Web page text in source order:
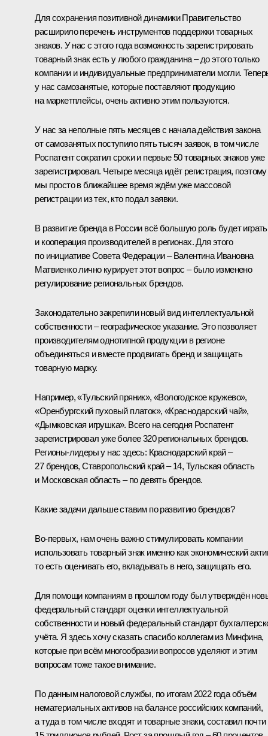
Для сохранения позитивной динамики Правительство
расширило перечень инструментов поддержки товарных
знаков. У нас с этого года возможность зарегистрировать
товарный знак есть у любого гражданина – до этого только
компании и индивидуальные предприниматели могли.
у нас самозанятые, которые поставляют продукцию
на маркетплейсы, очень активно этим пользуются.
У нас за неполные пять месяцев с начала действия закона
от самозанятых поступило пять тысяч заявок, в том числе
Роспатент сократил сроки и первые 50 товарных знаков уже
зарегистрировал. Четыре месяца идёт регистрация, поэтому
мы просто в ближайшее время ждём уже массовой
регистрации из тех, кто подал заявки.
В развитие бренда в России всё большую роль будет играть
и кооперация производителей в регионах. Для этого
по инициативе Совета Федерации – Валентина Ивановна
Матвиенко лично курирует этот вопрос – было изменено
регулирование региональных брендов.
Законодательно закрепили новый вид интеллектуальной
собственности – географическое указание. Это позволяет
производителям однотипной продукции в регионе
объединяться и вместе продвигать бренд и защищать
товарную марку.
Например, «Тульский пряник», «Вологодское кружево»,
«Оренбургский пуховый платок», «Краснодарский чай»,
«Дымковская игрушка». Всего на сегодня Роспатент
зарегистрировал уже более 320 региональных брендов.
Регионы-лидеры у нас здесь: Краснодарский край –
27 брендов, Ставропольский край – 14, Тульская область
и Московская область – по девять брендов.
Какие задачи дальше ставим по развитию брендов?
Во-первых, нам очень важно стимулировать компании
использовать товарный знак именно как экономический
то есть оценивать его, вкладывать в него, защищать его.
Для помощи компаниям в прошлом году был утверждён
федеральный стандарт оценки интеллектуальной
собственности и новый федеральный стандарт
учёта. Я здесь хочу сказать спасибо коллегам из Минфина,
которые при всём многообразии вопросов уделяют и этим
вопросам тоже такое внимание.
По данным налоговой службы, по итогам 2022 года объём
нематериальных активов на балансе российских компаний,
а туда в том числе входят и товарные знаки, составил почти